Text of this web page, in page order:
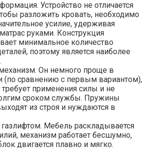
Устройство не отличается
разложить кровать, необходимо
усилие, удерживая
руками. Конструкция
минимальное количество
поэтому является наиболее
Он немного проще в
(по сравнению с первым вариантом),
применения силы и не
сроком службы. Пружины
из строя и нуждаются в
газлифтом. Мебель раскладывается
механизм работает бесшумно,
двигается плавно и мягко.